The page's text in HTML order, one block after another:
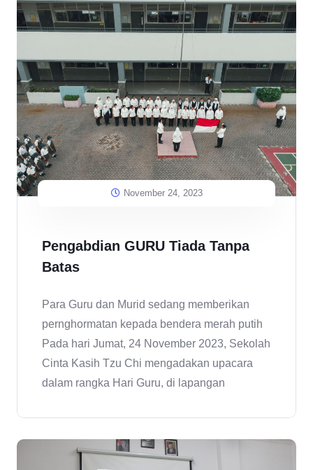
November 24, 2023
Pengabdian GURU Tiada Tanpa
Batas
Para Guru dan Murid sedang memberikan
pernghormatan kepada bendera merah putih
Pada hari Jumat, 24 November 2023, Sekolah
Cinta Kasih Tzu Chi mengadakan upacara
dalam rangka Hari Guru, di lapangan